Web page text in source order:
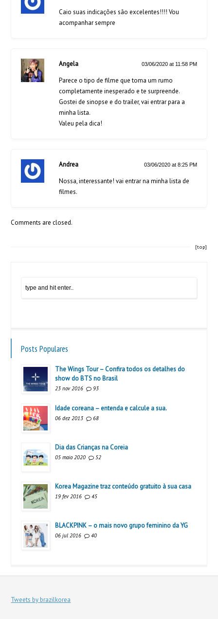
Caio suas indicações são excelentes!!!! Vou
acompanhar sempre
Angela 03/06/2020 at 11:58 PM
Parece o tipo de filme que toma um rumo
completamente inesperado e te surpreende.
Gostei de sinopse e do trailer, vai entrar para a
minha lista.
Valeu pela dica!
Andrea 03/06/2020 at 8:25 PM
Nossa, interessante! vai entrar na minha lista de
filmes.
Comments are closed.
[top]
Posts Populares
The Wings Tour – Confira todos os detalhes do
show do BTS no Brasil
23 nov 2016 93
Idade coreana – entenda e calcule a sua.
06 dez 2013 68
Dia das Crianças na Coreia
05 maio 2020 52
Korea Magazine traz conteúdo gratuito à sua casa
19 fev 2016 45
BLACKPINK – o mais novo grupo feminino da YG
06 jul 2016 40
Tweets by brazilkorea